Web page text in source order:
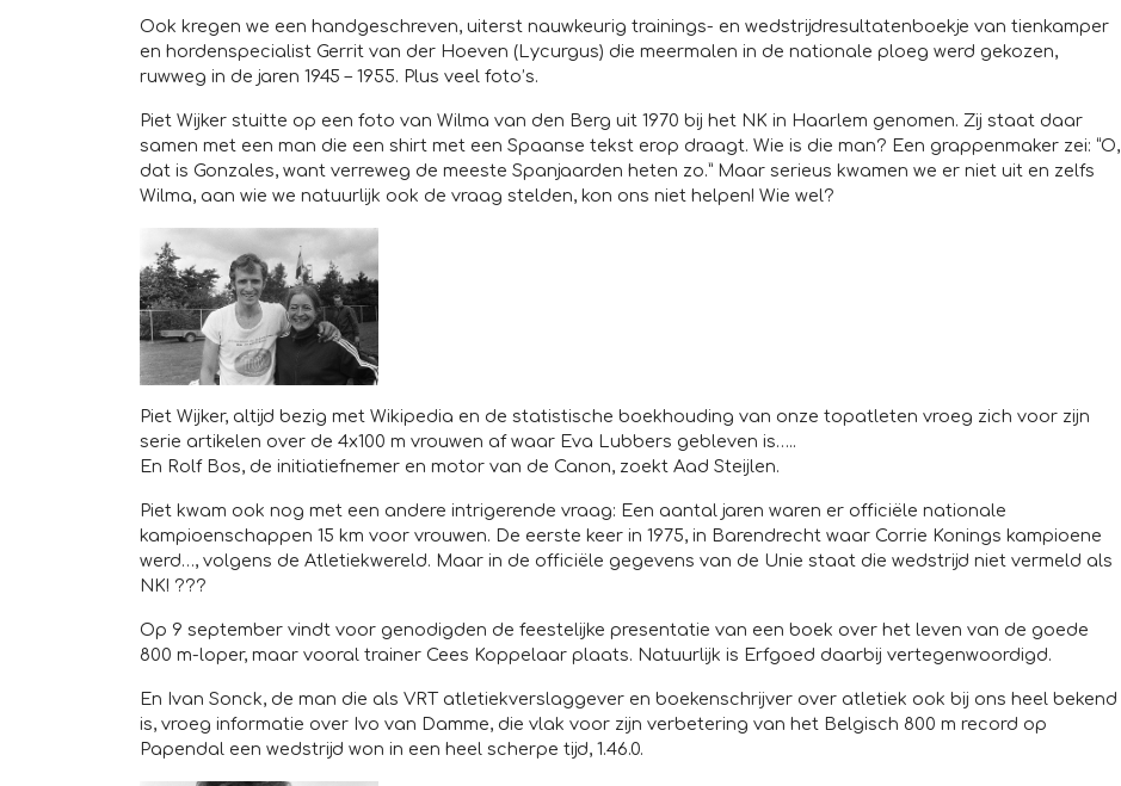
Ook kregen we een handgeschreven, uiterst nauwkeurig trainings- en wedstrijdresultatenboekje van tienkamper
en hordenspecialist Gerrit van der Hoeven (Lycurgus) die meermalen in de nationale ploeg werd gekozen,
ruwweg in de jaren 1945 – 1955. Plus veel foto’s.
Piet Wijker stuitte op een foto van Wilma van den Berg uit 1970 bij het NK in Haarlem genomen. Zij staat daar
samen met een man die een shirt met een Spaanse tekst erop draagt. Wie is die man? Een grappenmaker zei: “O,
dat is Gonzales, want verreweg de meeste Spanjaarden heten zo.” Maar serieus kwamen we er niet uit en zelfs
Wilma, aan wie we natuurlijk ook de vraag stelden, kon ons niet helpen! Wie wel?
Piet Wijker, altijd bezig met Wikipedia en de statistische boekhouding van onze topatleten vroeg zich voor zijn
serie artikelen over de 4x100 m vrouwen af waar Eva Lubbers gebleven is…..
En Rolf Bos, de initiatiefnemer en motor van de Canon, zoekt Aad Steijlen.
Piet kwam ook nog met een andere intrigerende vraag: Een aantal jaren waren er officiële nationale
kampioenschappen 15 km voor vrouwen. De eerste keer in 1975, in Barendrecht waar Corrie Konings kampioene
werd…, volgens de Atletiekwereld. Maar in de officiële gegevens van de Unie staat die wedstrijd niet vermeld als
NK! ???
Op 9 september vindt voor genodigden de feestelijke presentatie van een boek over het leven van de goede
800 m-loper, maar vooral trainer Cees Koppelaar plaats. Natuurlijk is Erfgoed daarbij vertegenwoordigd.
En Ivan Sonck, de man die als VRT atletiekverslaggever en boekenschrijver over atletiek ook bij ons heel bekend
is, vroeg informatie over Ivo van Damme, die vlak voor zijn verbetering van het Belgisch 800 m record op
Papendal een wedstrijd won in een heel scherpe tijd, 1.46.0.